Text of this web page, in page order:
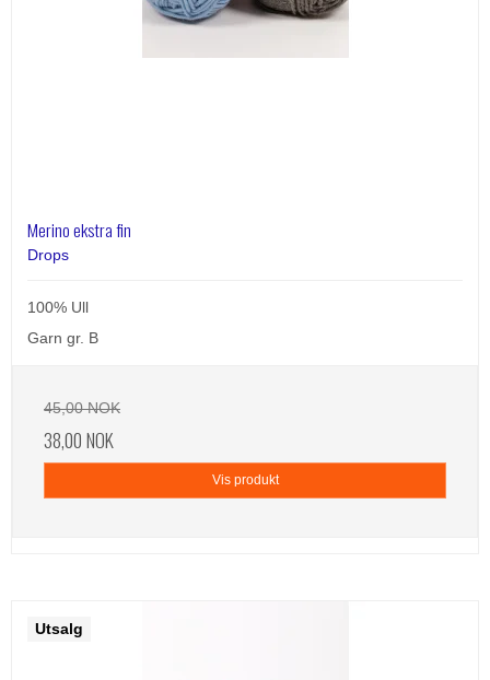
Merino ekstra fin
Drops
100% Ull
Garn gr. B
45,00 NOK
38,00 NOK
Vis produkt
Utsalg